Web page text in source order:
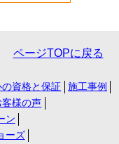
ページTOPに戻る
の資格と保証
施工事例
客様の声
ン
ーズ